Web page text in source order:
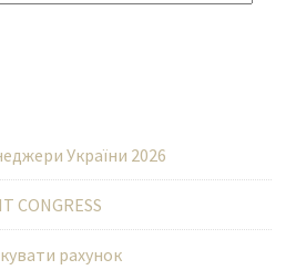
України 2026
CONGRESS
рахунок